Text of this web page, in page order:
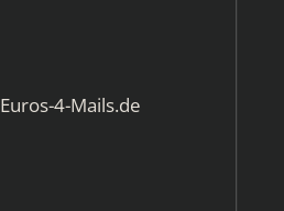
Euros-4-Mails.de